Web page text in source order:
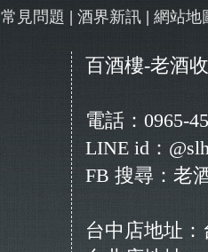
常見問題 | 酒界新訊 | 網站地
百酒樓-老酒
電話：0965-
LINE id：
FB 搜尋：老
台中店地址